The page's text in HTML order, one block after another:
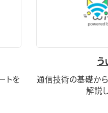
トを
う
通信技術の基礎か
解説